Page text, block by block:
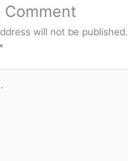
Comment
will not be published.
*